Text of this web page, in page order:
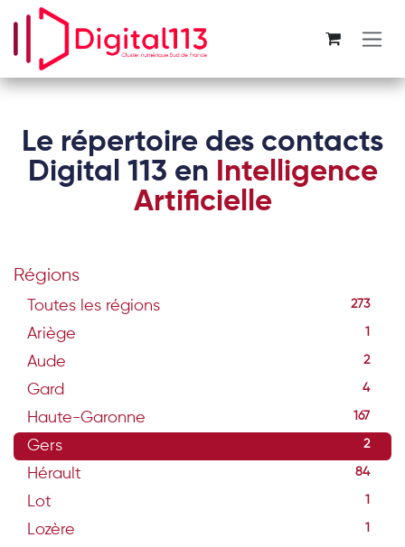
Se rendre au contenu
Le répertoire des contacts
Digital 113 en Intelligence
Artificielle
Régions
Toutes les régions 273
Ariège 1
Aude 2
Gard 4
Haute-Garonne 167
Gers 2
Hérault 84
Lot 1
Lozère 1